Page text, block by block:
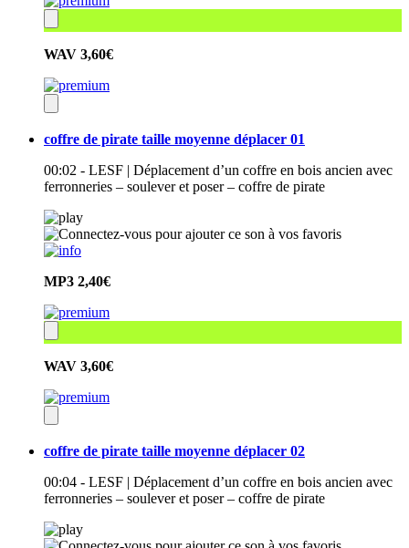
WAV 3,60€
coffre de pirate taille moyenne déplacer 01
00:02 - LESF | Déplacement d’un coffre en bois ancien avec
ferronneries – soulever et poser – coffre de pirate
MP3 2,40€
WAV 3,60€
coffre de pirate taille moyenne déplacer 02
00:04 - LESF | Déplacement d’un coffre en bois ancien avec
ferronneries – soulever et poser – coffre de pirate